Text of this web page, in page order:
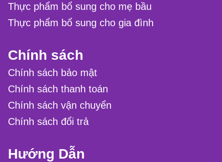
Thực phẩm bổ sung cho mẹ bầu
Thực phẩm bổ sung cho gia đình
Chính sách
Chính sách bảo mật
Chính sách thanh toán
Chính sách vận chuyển
Chính sách đổi trả
Hướng Dẫn